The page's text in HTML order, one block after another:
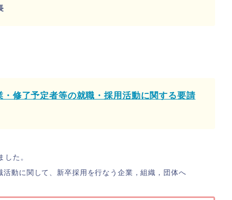
修了予定者等の就職・採用活動に関する要請
した。
動に関して、新卒採用を行なう企業，組織，団体へ